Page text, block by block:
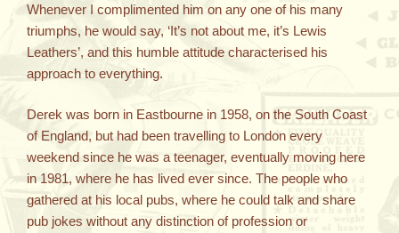
Whenever I complimented him on any one of his many
triumphs, he would say, ‘It’s not about me, it’s Lewis
Leathers’, and this humble attitude characterised his
approach to everything.
Derek was born in Eastbourne in 1958, on the South Coast
of England, but had been travelling to London every
weekend since he was a teenager, eventually moving here
in 1981, where he has lived ever since. The people who
gathered at his local pubs, where he could talk and share
pub jokes without any distinction of profession or